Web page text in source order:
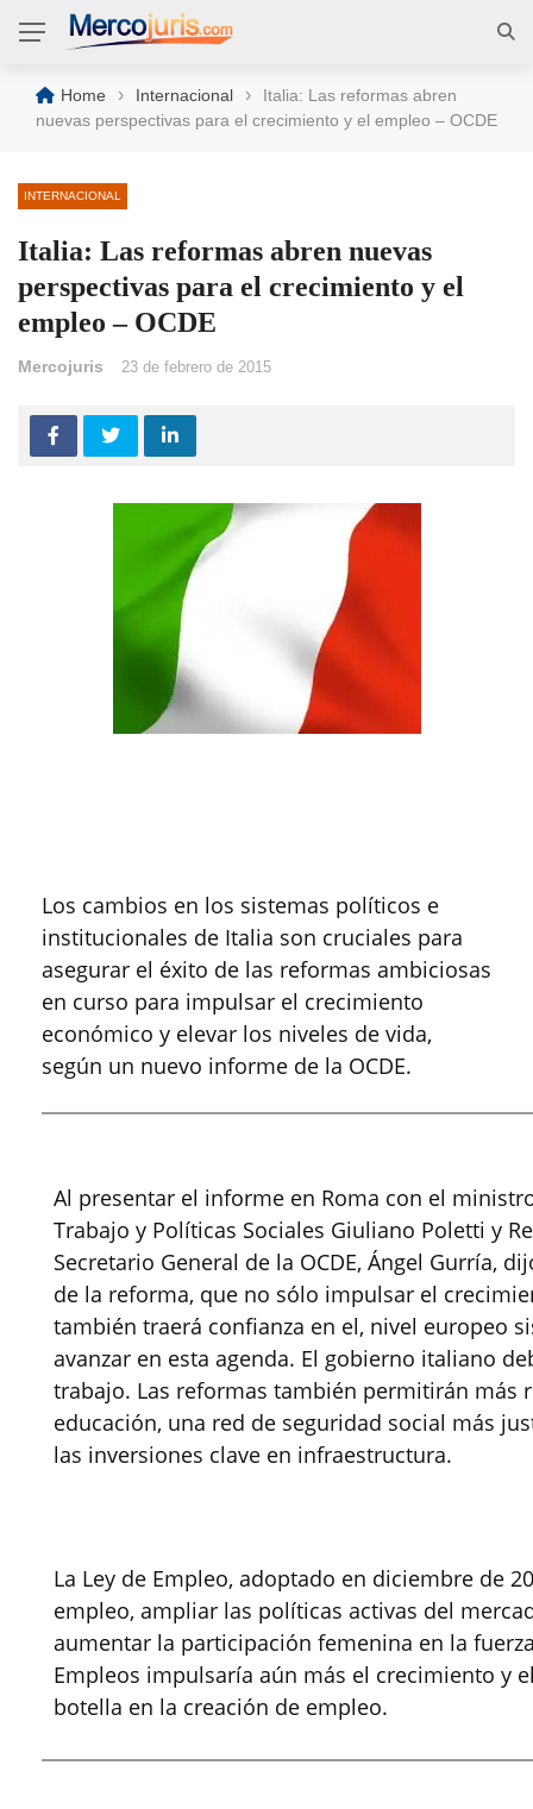
Home › Internacional ›
Italia: Las reformas abren
nuevas perspectivas para el crecimiento y el empleo – OCDE
INTERNACIONAL
Italia: Las reformas abren nuevas
perspectivas para el crecimiento y el
empleo – OCDE
Mercojuris 23 de febrero de 2015
Los cambios en los sistemas políticos e
institucionales de Italia son cruciales para
asegurar el éxito de las reformas ambiciosas
en curso para impulsar el crecimiento
económico y elevar los niveles de vida,
según un nuevo informe de la OCDE.
Al presentar el informe en Roma con el
Trabajo y Políticas Sociales Giuliano Poletti y
Secretario General de la OCDE, Ángel Gurría,
de la reforma, que no sólo impulsar el
también traerá confianza en el, nivel europeo
avanzar en esta agenda. El gobierno italiano
trabajo. Las reformas también permitirán más
educación, una red de seguridad social más
las inversiones clave en infraestructura.
La Ley de Empleo, adoptado en diciembre de
empleo, ampliar las políticas activas del
aumentar la participación femenina en la
Empleos impulsaría aún más el crecimiento y
botella en la creación de empleo.